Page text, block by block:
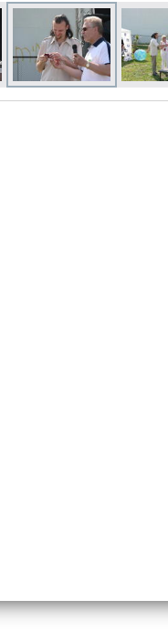
1 часа в Риге –
онлайн
и виды